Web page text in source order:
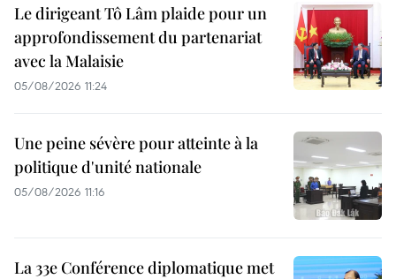
Le dirigeant Tô Lâm plaide pour un
approfondissement du partenariat
avec la Malaisie
05/08/2026 11:24
Une peine sévère pour atteinte à la
politique d'unité nationale
05/08/2026 11:16
La 33e Conférence diplomatique met